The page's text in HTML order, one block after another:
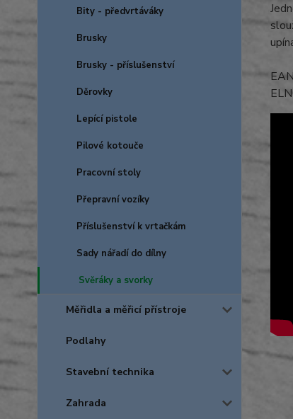
Bity - předvrtáváky
Brusky
Brusky - příslušenství
Děrovky
Lepící pistole
Pilové kotouče
Pracovní stoly
Přepravní vozíky
Příslušenství k vrtačkám
Sady nářadí do dílny
Svěráky a svorky
Měřidla a měřicí přístroje
Podlahy
Stavební technika
Zahrada